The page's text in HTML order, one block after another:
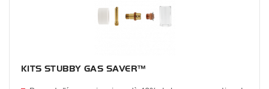
KITS STUBBY GAS SAVER™